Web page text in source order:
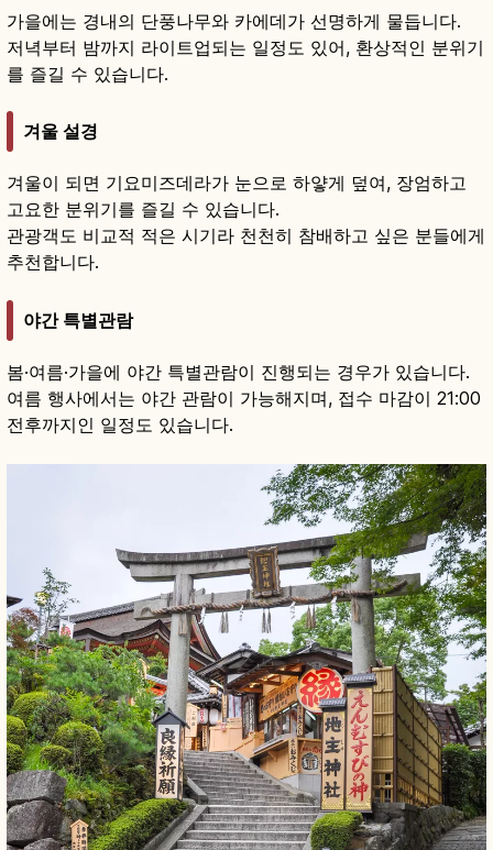
가을에는 경내의 단풍나무와 카에데가 선명하게 물듭니다.
저녁부터 밤까지 라이트업되는 일정도 있어, 환상적인 분위기
를 즐길 수 있습니다.
겨울 설경
겨울이 되면 기요미즈데라가 눈으로 하얗게 덮여, 장엄하고
고요한 분위기를 즐길 수 있습니다.
관광객도 비교적 적은 시기라 천천히 참배하고 싶은 분들에게
추천합니다.
야간 특별관람
봄·여름·가을에 야간 특별관람이 진행되는 경우가 있습니다.
여름 행사에서는 야간 관람이 가능해지며, 접수 마감이 21:00
전후까지인 일정도 있습니다.